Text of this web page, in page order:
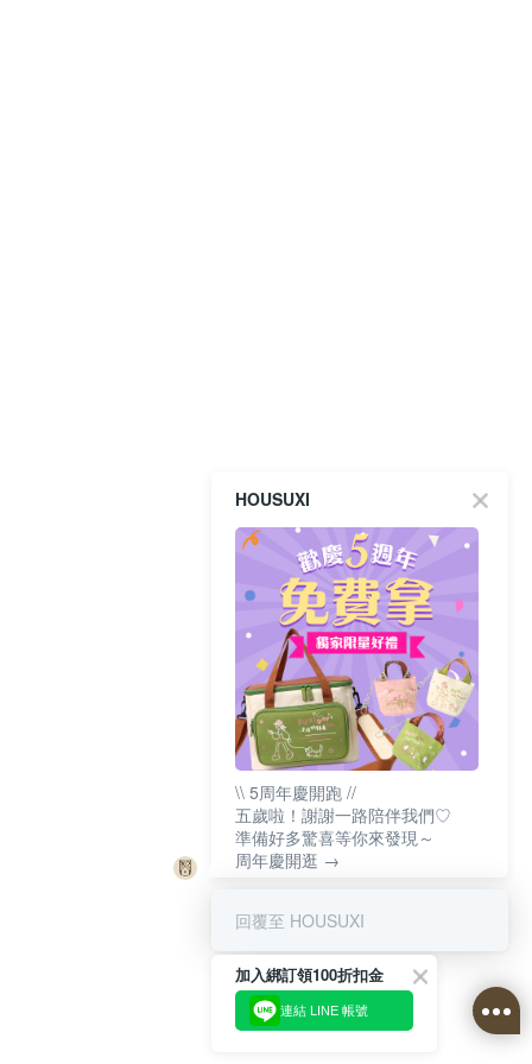
HOUSUXI
\\ 5周年慶開跑 //
五歲啦！謝謝一路陪伴我們♡
準備好多驚喜等你來發現～
周年慶開逛 →
回覆至 HOUSUXI
加入綁訂領100折扣金
連結 LINE 帳號